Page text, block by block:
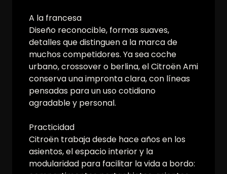
A la francesa
Diseño reconocible, formas suaves,
detalles que distinguen a la marca de
muchos competidores. Ya sea coche
urbano, crossover o berlina, el Citroën Ami
conserva una impronta clara, con líneas
pensadas para un uso cotidiano
agradable y personal.
Practicidad
Citroën trabaja desde hace años en los
asientos, el espacio interior y la
modularidad para facilitar la vida a bordo: